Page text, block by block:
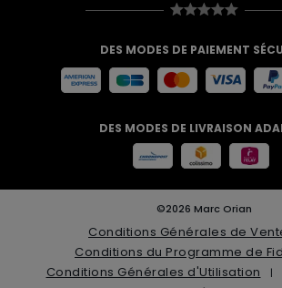
DES MODES DE PAIEMENT
DES MODES DE LIVRAISON
©2026 Marc Orian
Conditions Générales de
Conditions du Programme de
Conditions Générales d'Utilisation